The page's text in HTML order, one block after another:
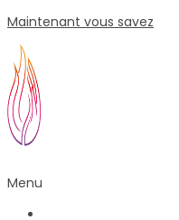
Maintenant vous savez
Menu